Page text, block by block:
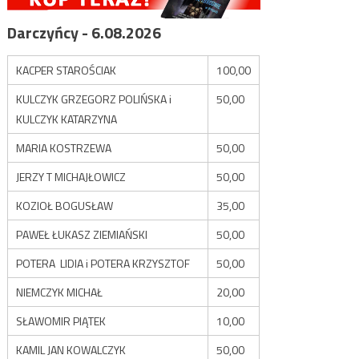
Darczyńcy - 6.08.2026
KACPER STAROŚCIAK
100,00
KULCZYK GRZEGORZ POLIŃSKA i
KULCZYK KATARZYNA
50,00
MARIA KOSTRZEWA
50,00
JERZY T MICHAJŁOWICZ
50,00
KOZIOŁ BOGUSŁAW
35,00
PAWEŁ ŁUKASZ ZIEMIAŃSKI
50,00
POTERA LIDIA i POTERA KRZYSZTOF
50,00
NIEMCZYK MICHAŁ
20,00
SŁAWOMIR PIĄTEK
10,00
KAMIL JAN KOWALCZYK
50,00